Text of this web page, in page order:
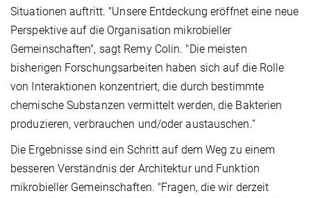
Situationen auftritt. "Unsere Entdeckung eröffnet eine neue
Perspektive auf die Organisation mikrobieller
Gemeinschaften", sagt Remy Colin. "Die meisten
bisherigen Forschungsarbeiten haben sich auf die Rolle
von Interaktionen konzentriert, die durch bestimmte
chemische Substanzen vermittelt werden, die Bakterien
produzieren, verbrauchen und/oder austauschen.“
Die Ergebnisse sind ein Schritt auf dem Weg zu einem
besseren Verständnis der Architektur und Funktion
mikrobieller Gemeinschaften. "Fragen, die wir derzeit